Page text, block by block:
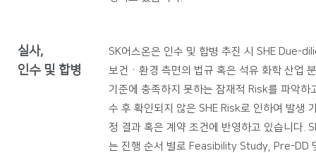
실사,
인수 및 합병
SK어스온은 인수 및 합병 추진 시 SHE Due-
보건ㆍ환경 측면의 법규 혹은 석유 화학 산업
기준에 충족하지 못하는 잠재적 Risk를 파악하
수 후 확인되지 않은 SHE Risk로 인하여 발생
정 결과 혹은 계약 조건에 반영하고 있습니다.
는 진행 순서 별로 Feasibility Study, Pre-DD